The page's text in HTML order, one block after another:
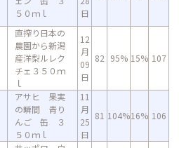
５０ｍｌ
日
直搾り日本の
農園から新潟
産洋梨ルレク
チェ３５０ｍ
ｌ
12
月
09
日
82 95% 15% 107
アサヒ 果実
の瞬間 青り
んご 缶 ３
５０ｍｌ
11
月
25
日
81 104%16% 106